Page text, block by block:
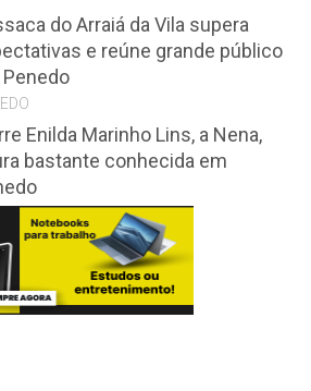
do Arraiá da Vila supera
e reúne grande público
Enilda Marinho Lins, a Nena,
bastante conhecida em